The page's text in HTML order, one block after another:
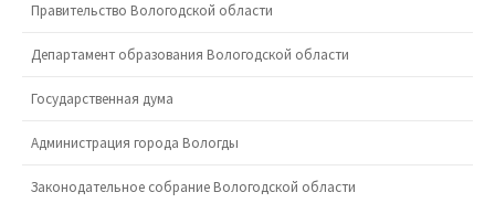
Правительство Вологодской области
Департамент образования Вологодской области
Государственная дума
Администрация города Вологды
Законодательное собрание Вологодской области